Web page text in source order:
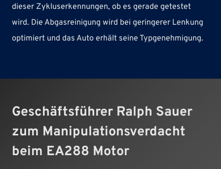
dieser Zykluserkennungen, ob es gerade getestet
wird. Die Abgasreinigung wird bei geringerer Lenkung
optimiert und das Auto erhält seine Typgenehmigung.
Geschäftsführer Ralph Sauer
zum Manipulationsverdacht
beim EA288 Motor